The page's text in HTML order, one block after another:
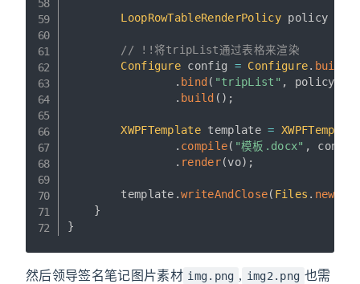
LoopRowTableRenderPolicy policy
// !!将tripList通过表格来渲染
Configure config = Configure.
. bind ( "tripList" , policy
. build ( ) ;
XWPFTemplate template =
. compile( "模板.docx" , config
. render(vo) ;
        template
.writeAndClose( Files .
}
}
然后领导签名笔记图片素材 img.png , img2.png 也需